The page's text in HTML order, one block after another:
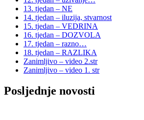
13. tjedan – NE
14. tjedan – iluzija, stvarnost
15. tjedan – VEDRINA
16. tjedan – DOZVOLA
17. tjedan – razno…
18. tjedan – RAZLIKA
Zanimljivo – video 2.str
Zanimljivo – video 1. str
Posljednje novosti